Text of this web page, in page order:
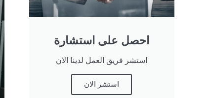
احصل على استشارة
استشر فريق العمل لدينا الان
استشر الان